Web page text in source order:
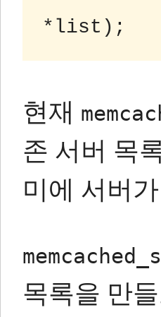
현재
존 서버 목
미에 서버
목록을 만